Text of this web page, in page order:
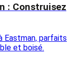
: Construisez
Eastman, parfaits
et boisé.